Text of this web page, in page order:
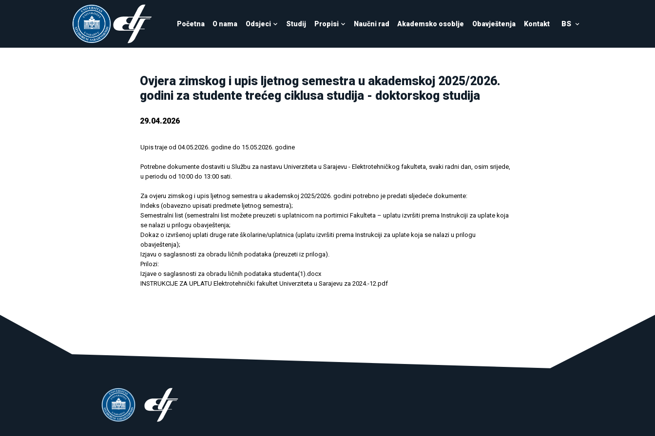
Početna O nama Odsjeci Studij Propisi Naučni rad Akademsko osoblje Obavještenja Kontakt BS
Ovjera zimskog i upis ljetnog semestra u akademskoj 2025/2026.
godini za studente trećeg ciklusa studija - doktorskog studija
29.04.2026
Upis traje od 04.05.2026. godine do 15.05.2026. godine
Potrebne dokumente dostaviti u Službu za nastavu Univerziteta u Sarajevu - Elektrotehničkog fakulteta, svaki radni dan, osim srijede,
u periodu od 10:00 do 13:00 sati.
Za ovjeru zimskog i upis ljetnog semestra u akademskoj 2025/2026. godini potrebno je predati sljedeće dokumente:
Indeks (obavezno upisati predmete ljetnog semestra);
Semestralni list (semestralni list možete preuzeti s uplatnicom na portirnici Fakulteta – uplatu izvršiti prema Instrukciji za uplate koja
se nalazi u prilogu obavještenja;
Dokaz o izvršenoj uplati druge rate školarine/uplatnica (uplatu izvršiti prema Instrukciji za uplate koja se nalazi u prilogu
obavještenja);
Izjavu o saglasnosti za obradu ličnih podataka (preuzeti iz priloga).
Prilozi:
Izjave o saglasnosti za obradu ličnih podataka studenta(1).docx
INSTRUKCIJE ZA UPLATU Elektrotehnički fakultet Univerziteta u Sarajevu za 2024.-12.pdf